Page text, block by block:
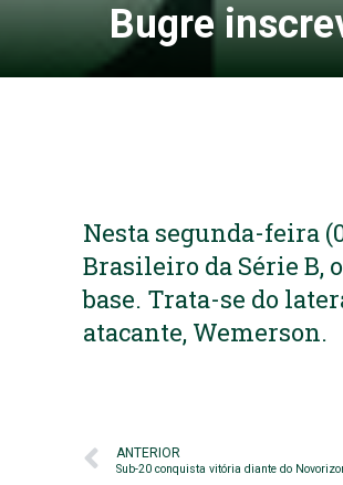
Bugre
Nesta segunda-feira
Brasileiro da Série B,
base. Trata-se do
atacante, Wemerson.
ANTERIOR
Sub-20 conquista vitória diante do